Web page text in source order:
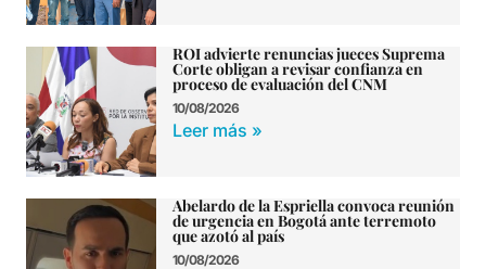
ROI advierte renuncias jueces Suprema
Corte obligan a revisar confianza en
proceso de evaluación del CNM
10/08/2026
Leer más »
Abelardo de la Espriella convoca reunión
de urgencia en Bogotá ante terremoto
que azotó al país
10/08/2026